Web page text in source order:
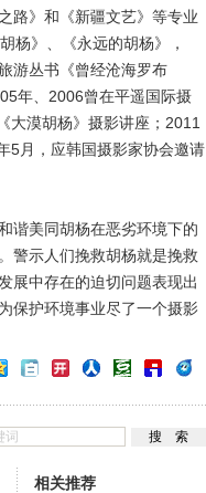
路》和《新疆文艺》等专业
杨》、《永远的胡杨》，
游丛书《曾经沧海罗布
年、2006曾在平遥国际摄
大漠胡杨》摄影讲座；2011
5月，应韩国摄影家协会邀请
美同胡杨在恶劣环境下的
警示人们挽救胡杨就是挽救
展中存在的迫切问题表现出
保护环境事业尽了一个摄影
相关推荐